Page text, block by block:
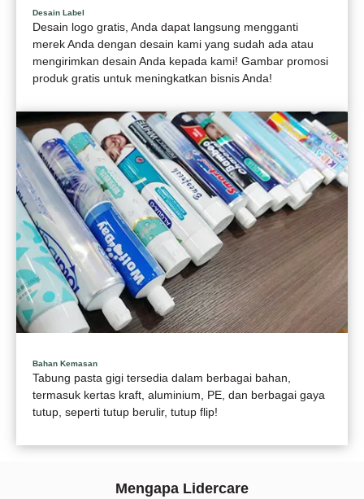
Desain Label
Desain logo gratis, Anda dapat langsung mengganti
merek Anda dengan desain kami yang sudah ada atau
mengirimkan desain Anda kepada kami! Gambar promosi
produk gratis untuk meningkatkan bisnis Anda!
Bahan Kemasan
Tabung pasta gigi tersedia dalam berbagai bahan,
termasuk kertas kraft, aluminium, PE, dan berbagai gaya
tutup, seperti tutup berulir, tutup flip!
Mengapa Lidercare